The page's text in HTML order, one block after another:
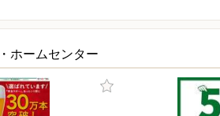
ホームセンター